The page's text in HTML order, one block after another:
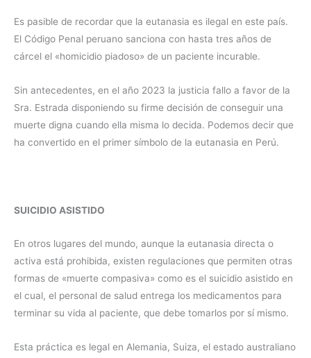
Es pasible de recordar que la eutanasia es ilegal en este país.
El Código Penal peruano sanciona con hasta tres años de
cárcel el «homicidio piadoso» de un paciente incurable.
Sin antecedentes, en el año 2023 la justicia fallo a favor de la
Sra. Estrada disponiendo su firme decisión de conseguir una
muerte digna cuando ella misma lo decida. Podemos decir que
ha convertido en el primer símbolo de la eutanasia en Perú.
SUICIDIO ASISTIDO
En otros lugares del mundo, aunque la eutanasia directa o
activa está prohibida, existen regulaciones que permiten otras
formas de «muerte compasiva» como es el suicidio asistido en
el cual, el personal de salud entrega los medicamentos para
terminar su vida al paciente, que debe tomarlos por sí mismo.
Esta práctica es legal en Alemania, Suiza, el estado australiano